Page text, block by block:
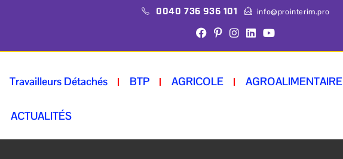
0040 736 936 101 info@prointerim.pro
Travailleurs Détachés BTP AGRICOLE AGROALIMENTAIRE
ACTUALITÉS